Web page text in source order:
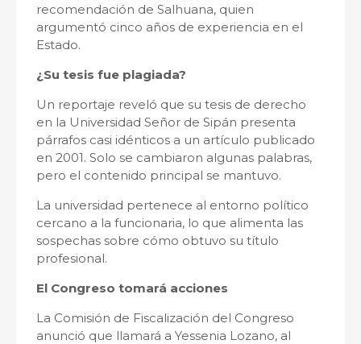
recomendación de Salhuana, quien
argumentó cinco años de experiencia en el
Estado.
¿Su tesis fue plagiada?
Un reportaje reveló que su tesis de derecho
en la Universidad Señor de Sipán presenta
párrafos casi idénticos a un artículo publicado
en 2001. Solo se cambiaron algunas palabras,
pero el contenido principal se mantuvo.
La universidad pertenece al entorno político
cercano a la funcionaria, lo que alimenta las
sospechas sobre cómo obtuvo su título
profesional.
El Congreso tomará acciones
La Comisión de Fiscalización del Congreso
anunció que llamará a Yessenia Lozano, al